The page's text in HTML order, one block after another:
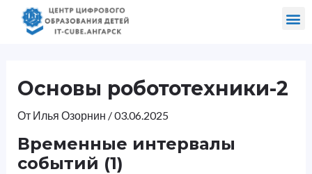
Перейти
Основы робототехники-2
От Илья Озорнин /03.06.2025
Временные интервалы
событий (1)
Навигация